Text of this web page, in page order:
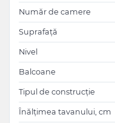
Număr de camere
Suprafață
Nivel
Balcoane
Tipul de construcție
Înălțimea tavanului, cm